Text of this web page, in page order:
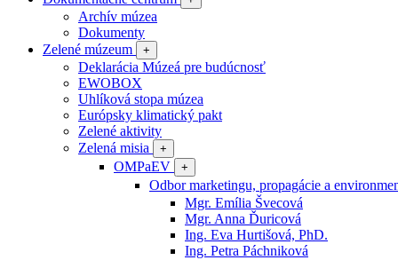
Archív múzea
Dokumenty
Zelené múzeum
+
Deklarácia Múzeá pre budúcnosť
EWOBOX
Uhlíková stopa múzea
Európsky klimatický pakt
Zelené aktivity
Zelená misia
+
OMPaEV +
Odbor marketingu, propagácie a
Mgr. Emília Švecová
Mgr. Anna Ďuricová
Ing. Eva Hurtišová, PhD.
Ing. Petra Páchniková